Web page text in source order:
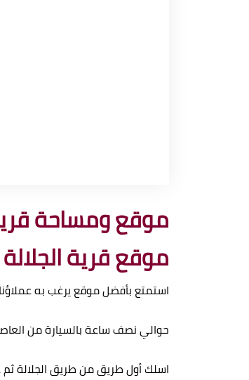
موقع ومساحة
موقع قرية
استمتع بأفضل موقع يرغب به عملاؤنا الكرام حيث يبعد مسافة 7 كم عن منتجع
حوالي نصف ساعة بالسيارة من
اسلك أول طريق من طريق الجلالة ثم عد